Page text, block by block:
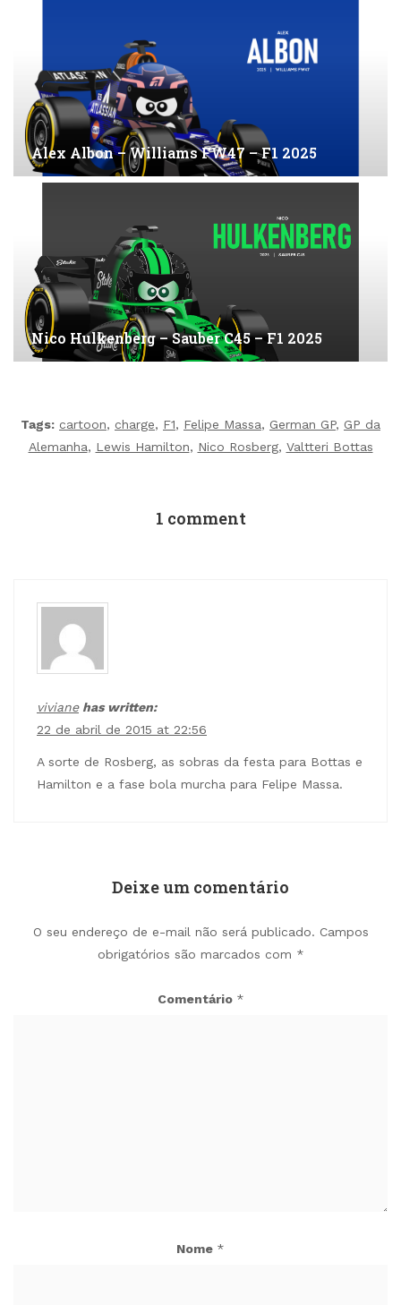
Alex Albon – Williams FW47 – F1 2025
Nico Hulkenberg – Sauber C45 – F1 2025
Tags: cartoon, charge, F1, Felipe Massa, German GP, GP da
Alemanha, Lewis Hamilton, Nico Rosberg, Valtteri Bottas
1 comment
vivianehas written:
22 de abril de 2015 at 22:56
A sorte de Rosberg, as sobras da festa para Bottas e
Hamilton e a fase bola murcha para Felipe Massa.
Deixe um comentário
O seu endereço de e-mail não será publicado. Campos
obrigatórios são marcados com *
Comentário *
Nome *